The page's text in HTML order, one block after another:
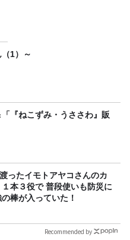
1）～
『ねこずみ・うささわ』販
ったイモトアヤコさんのカ
本３役で 普段使いも防災に
棒が入っていた！
Recommended by